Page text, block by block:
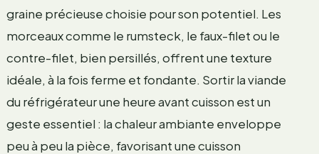
graine précieuse choisie pour son potentiel. Les
morceaux comme le rumsteck, le faux-filet ou le
contre-filet, bien persillés, offrent une texture
idéale, à la fois ferme et fondante. Sortir la viande
du réfrigérateur une heure avant cuisson est un
geste essentiel : la chaleur ambiante enveloppe
peu à peu la pièce, favorisant une cuisson